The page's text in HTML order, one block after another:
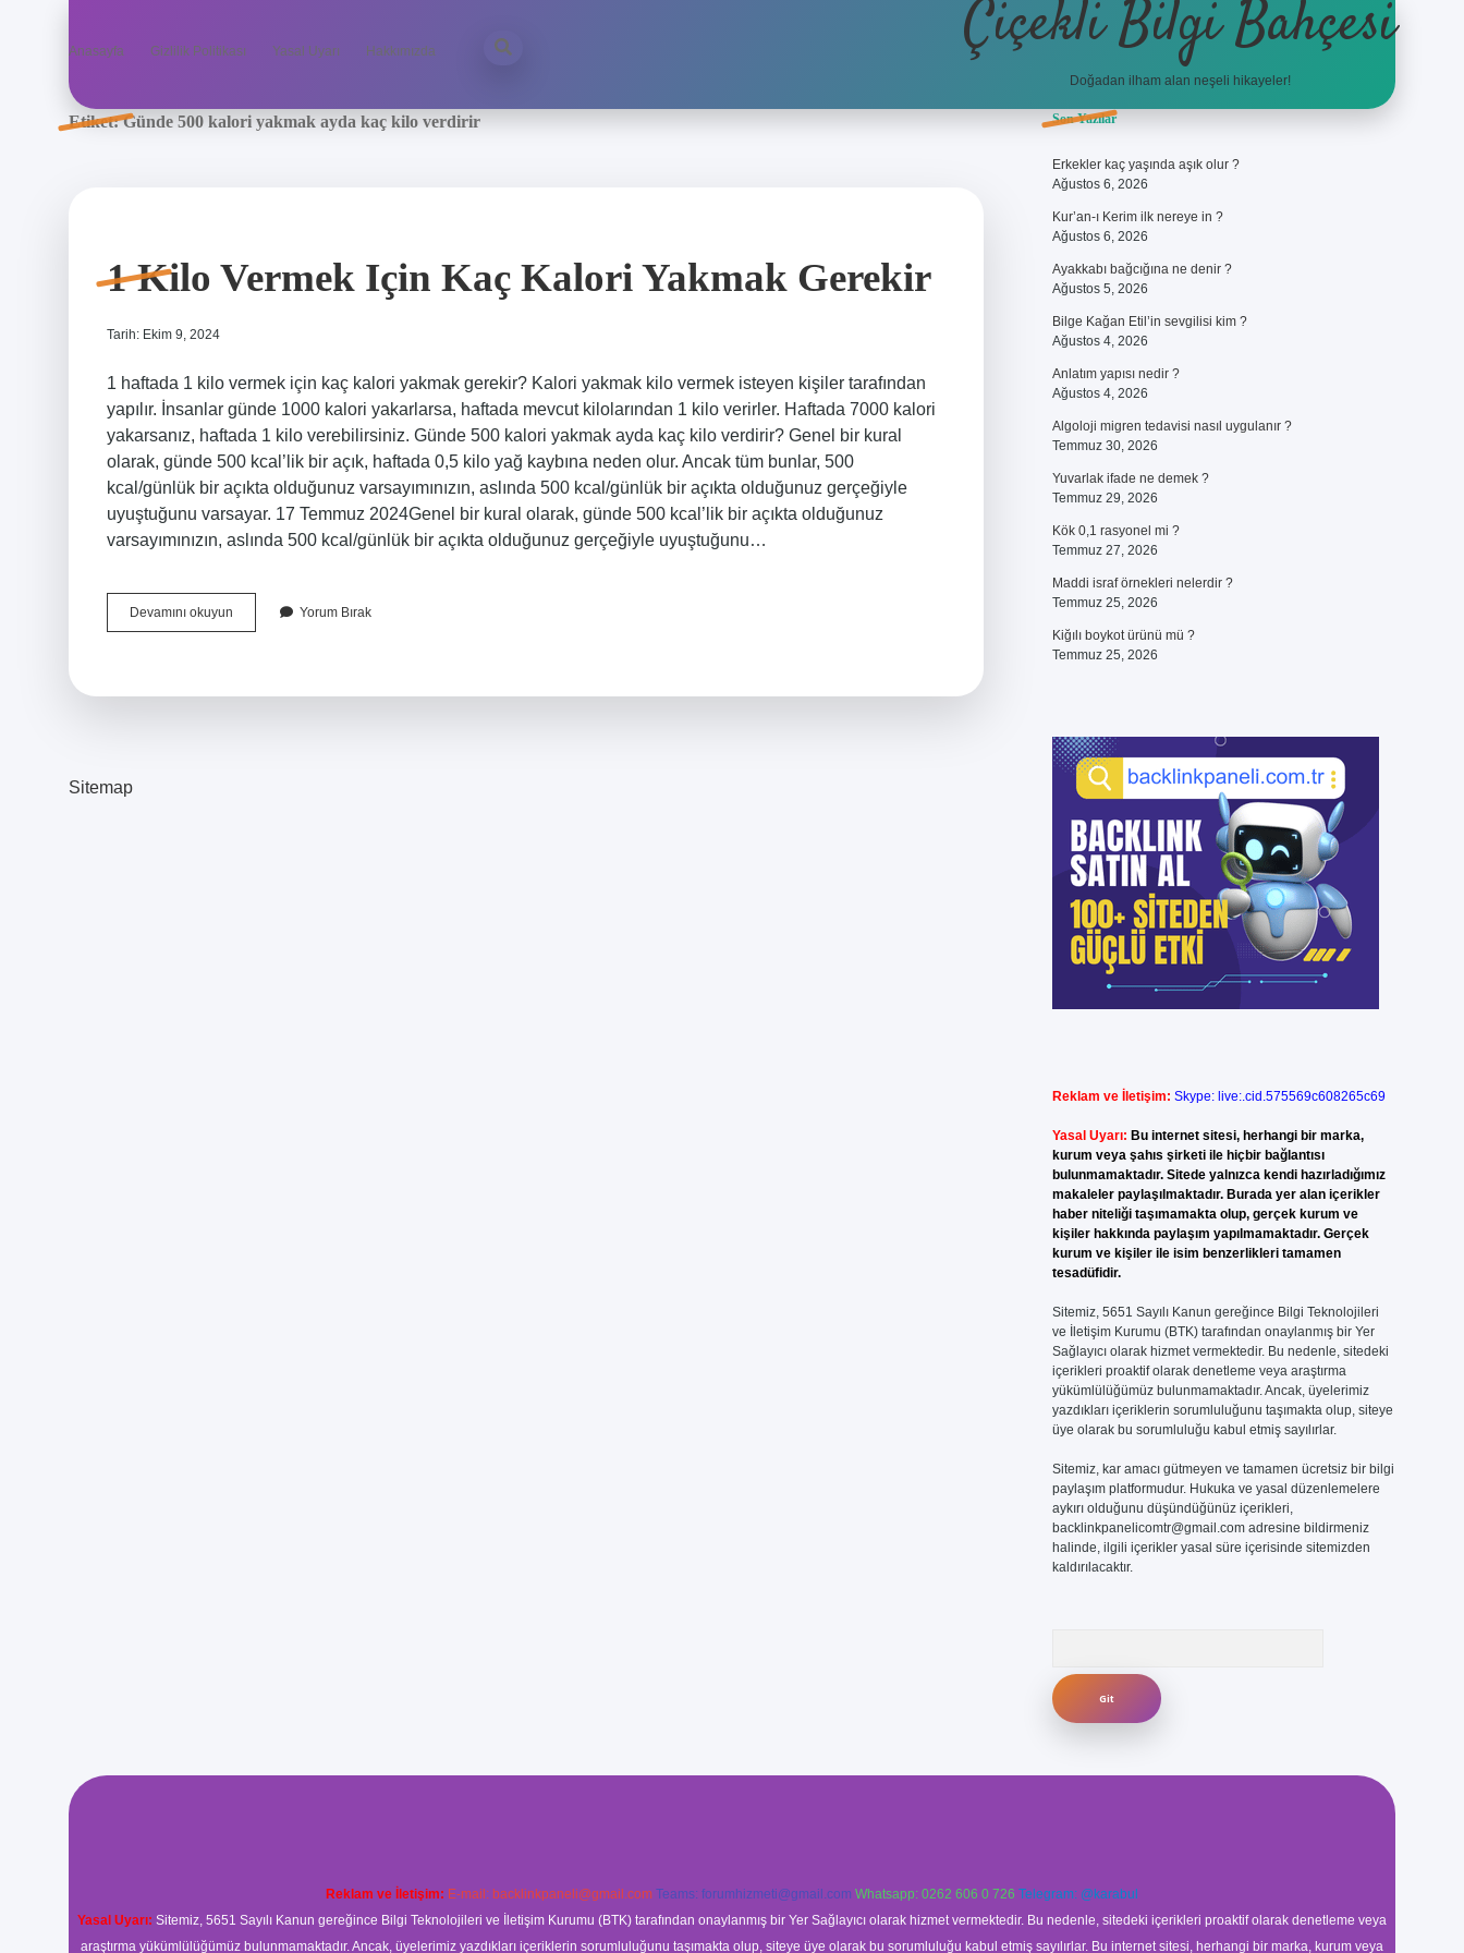
Anasayfa Gizlilik Politikası Yasal Uyarı Hakkımızda Çiçekli Bilgi Bahçesi
Doğadan ilham alan neşeli hikayeler!
Etiket:Günde 500 kalori yakmak ayda kaç kilo verdirir
1 Kilo Vermek Için Kaç Kalori Yakmak Gerekir
Tarih: Ekim 9, 2024
1 haftada 1 kilo vermek için kaç kalori yakmak gerekir? Kalori yakmak kilo vermek isteyen kişiler tarafından
yapılır. İnsanlar günde 1000 kalori yakarlarsa, haftada mevcut kilolarından 1 kilo verirler. Haftada 7000 kalori
yakarsanız, haftada 1 kilo verebilirsiniz. Günde 500 kalori yakmak ayda kaç kilo verdirir? Genel bir kural
olarak, günde 500 kcal’lik bir açık, haftada 0,5 kilo yağ kaybına neden olur. Ancak tüm bunlar, 500
kcal/günlük bir açıkta olduğunuz varsayımınızın, aslında 500 kcal/günlük bir açıkta olduğunuz gerçeğiyle
uyuştuğunu varsayar. 17 Temmuz 2024Genel bir kural olarak, günde 500 kcal’lik bir açıkta olduğunuz
varsayımınızın, aslında 500 kcal/günlük bir açıkta olduğunuz gerçeğiyle uyuştuğunu…
Devamını okuyun
Kilo
Yorum Bırak
Sitemap
Sidebar
Son Yazılar
Erkekler kaç yaşında aşık olur ?
Ağustos 6, 2026
Kur’an-ı Kerim ilk nereye in ?
Ağustos 6, 2026
Ayakkabı bağcığına ne denir ?
Ağustos 5, 2026
Bilge Kağan Etil’in sevgilisi kim ?
Ağustos 4, 2026
Anlatım yapısı nedir ?
Ağustos 4, 2026
Algoloji migren tedavisi nasıl uygulanır ?
Temmuz 30, 2026
Yuvarlak ifade ne demek ?
Temmuz 29, 2026
Kök 0,1 rasyonel mi ?
Temmuz 27, 2026
Maddi israf örnekleri nelerdir ?
Temmuz 25, 2026
Kiğılı boykot ürünü mü ?
Temmuz 25, 2026
Reklam ve İletişim: Skype: live:.cid.575569c608265c69
Yasal Uyarı: Bu internet sitesi, herhangi bir marka,
kurum veya şahıs şirketi ile hiçbir bağlantısı
bulunmamaktadır. Sitede yalnızca kendi hazırladığımız
makaleler paylaşılmaktadır. Burada yer alan içerikler
haber niteliği taşımamakta olup, gerçek kurum ve
kişiler hakkında paylaşım yapılmamaktadır. Gerçek
kurum ve kişiler ile isim benzerlikleri tamamen
tesadüfidir.
Sitemiz, 5651 Sayılı Kanun gereğince Bilgi Teknolojileri
ve İletişim Kurumu (BTK) tarafından onaylanmış bir Yer
Sağlayıcı olarak hizmet vermektedir. Bu nedenle, sitedeki
içerikleri proaktif olarak denetleme veya araştırma
yükümlülüğümüz bulunmamaktadır. Ancak, üyelerimiz
yazdıkları içeriklerin sorumluluğunu taşımakta olup, siteye
üye olarak bu sorumluluğu kabul etmiş sayılırlar.
Sitemiz, kar amacı gütmeyen ve tamamen ücretsiz bir bilgi
paylaşım platformudur. Hukuka ve yasal düzenlemelere
aykırı olduğunu düşündüğünüz içerikleri,
backlinkpanelicomtr@gmail.comadresine bildirmeniz
halinde, ilgili içerikler yasal süre içerisinde sitemizden
kaldırılacaktır.
Reklam ve İletişim: E-mail: backlinkpaneli@gmail.com Teams: forumhizmeti@gmail.com Whatsapp: 0262 606 0 726 Telegram: @karabul
Yasal Uyarı: Sitemiz, 5651 Sayılı Kanun gereğince Bilgi Teknolojileri ve İletişim Kurumu (BTK) tarafından onaylanmış bir Yer Sağlayıcı olarak hizmet vermektedir. Bu nedenle, sitedeki içerikleri proaktif olarak denetleme veya
araştırma yükümlülüğümüz bulunmamaktadır. Ancak, üyelerimiz yazdıkları içeriklerin sorumluluğunu taşımakta olup, siteye üye olarak bu sorumluluğu kabul etmiş sayılırlar. Bu internet sitesi, herhangi bir marka, kurum veya